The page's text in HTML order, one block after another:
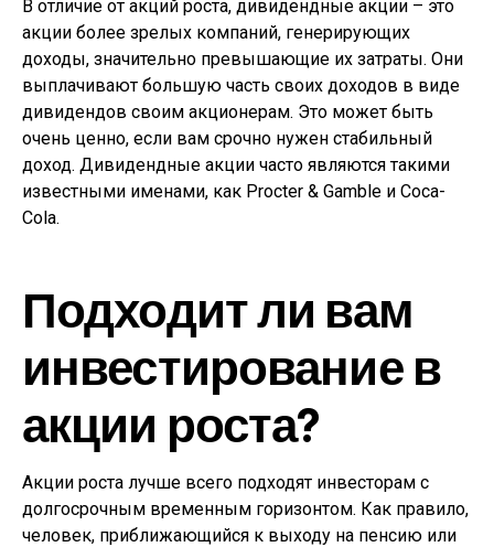
В отличие от акций роста, дивидендные акции – это
акции более зрелых компаний, генерирующих
доходы, значительно превышающие их затраты. Они
выплачивают большую часть своих доходов в виде
дивидендов своим акционерам. Это может быть
очень ценно, если вам срочно нужен стабильный
доход. Дивидендные акции часто являются такими
известными именами, как Procter & Gamble и Coca-
Cola.
Подходит ли вам
инвестирование в
акции роста?
Акции роста лучше всего подходят инвесторам с
долгосрочным временным горизонтом. Как правило,
человек, приближающийся к выходу на пенсию или